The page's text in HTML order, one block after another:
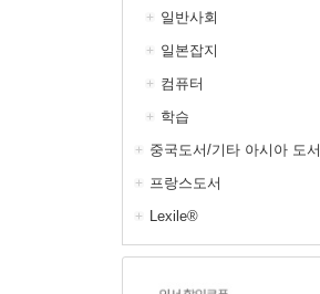
일반사회
일본잡지
컴퓨터
학습
중국도서/기타 아시아 도서
프랑스도서
Lexile®